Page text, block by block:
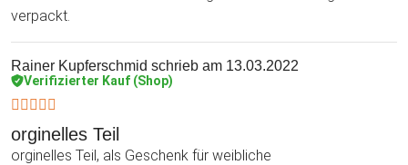
verpackt.
Rainer Kupferschmid schrieb am 13.03.2022
Verifizierter Kauf (Shop)
orginelles Teil
orginelles Teil, als Geschenk für weibliche